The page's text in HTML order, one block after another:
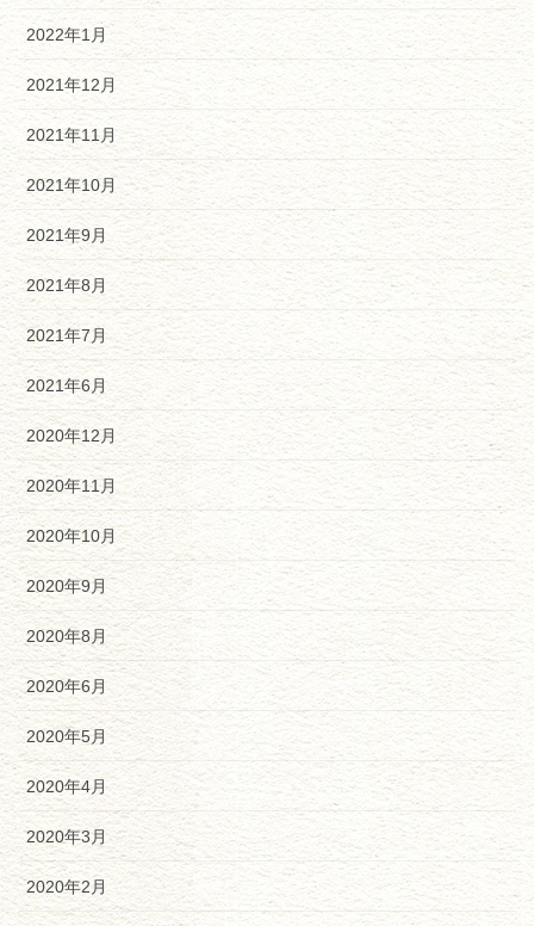
2022年1月
2021年12月
2021年11月
2021年10月
2021年9月
2021年8月
2021年7月
2021年6月
2020年12月
2020年11月
2020年10月
2020年9月
2020年8月
2020年6月
2020年5月
2020年4月
2020年3月
2020年2月